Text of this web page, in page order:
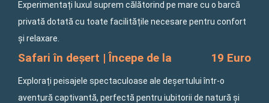
Experimentați luxul suprem călătorind pe mare cu o barcă
privată dotată cu toate facilitățile necesare pentru confort
și relaxare.
Safari în deșert | Începe de la 19 Euro
Explorați peisajele spectaculoase ale deșertului într-o
aventură captivantă, perfectă pentru iubitorii de natură și